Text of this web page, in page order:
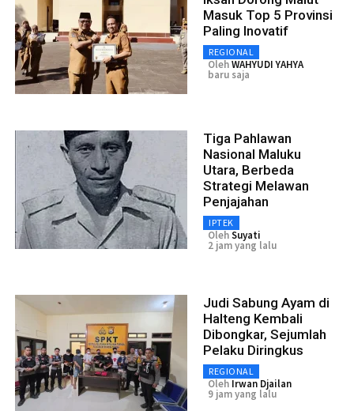
Masuk Top 5 Provinsi
Paling Inovatif
REGIONAL
OlehWAHYUDI YAHYA
baru saja
Tiga Pahlawan
Nasional Maluku
Utara, Berbeda
Strategi Melawan
Penjajahan
IPTEK
OlehSuyati
2 jam yang lalu
Judi Sabung Ayam di
Halteng Kembali
Dibongkar, Sejumlah
Pelaku Diringkus
REGIONAL
Oleh Irwan Djailan
9 jam yang lalu